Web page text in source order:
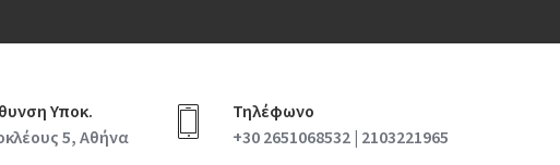
Υποκ.
5, Αθήνα
Τηλέφωνο
+30 2651068532 | 2103221965